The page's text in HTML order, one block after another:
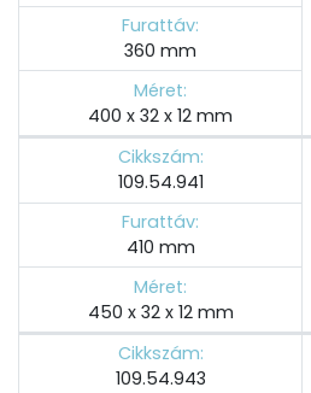
Furattáv:
360 mm
Méret:
400 x 32 x 12 mm
Cikkszám:
109.54.941
Furattáv:
410 mm
Méret:
450 x 32 x 12 mm
Cikkszám:
109.54.943